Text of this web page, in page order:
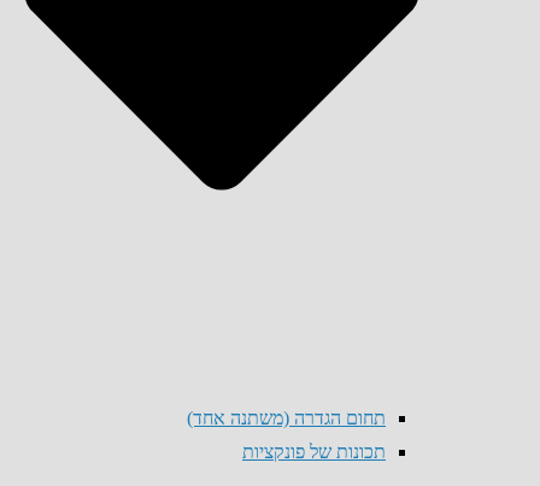
תחום הגדרה (משתנה אחד)
תכונות של פונקציות